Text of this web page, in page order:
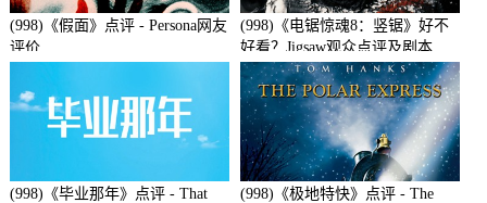
(998)《假面》点评 - Persona网友
评价
(998)《电锯惊魂8：竖锯》好不
好看？Jigsaw观众点评及剧本
(998)《毕业那年》点评 - That
(998)《极地特快》点评 - The